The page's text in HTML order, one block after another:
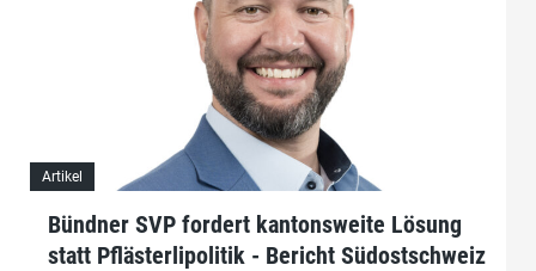
Artikel
Bündner SVP fordert kantonsweite Lösung
statt Pflästerlipolitik - Bericht Südostschweiz